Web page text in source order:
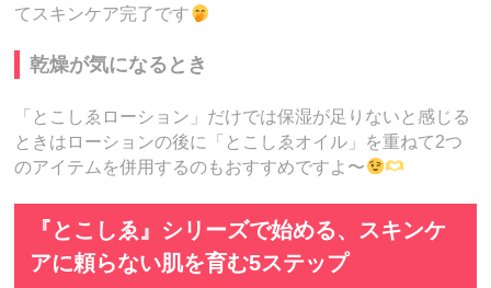
てスキンケア完了です
乾燥が気になるとき
「とこしゑローション」だけでは保湿が足りないと感じる
ときはローションの後に「とこしゑオイル」を重ねて2つ
のアイテムを併用するのもおすすめですよ〜
『とこしゑ』シリーズで始める、スキンケ
アに頼らない肌を育む5ステップ